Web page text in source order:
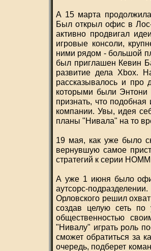
А 15 марта
Был открыл офис в
активно продвигал
игровые консоли,
ними рядом - большой
был приглашен Кевин
развитие дела Xbox.
рассказывалось и про
которыми были
признать, что
компании. Увы, идея
планы "Нивала" на то
19 мая, как уже было
вернувшую самое
стратегий к серии
А уже 1 июня было
аутсорс-
Орловского решил
создав целую сеть по
общественностью
"Нивалу" играть роль
сможет обратиться за
очередь, подберет